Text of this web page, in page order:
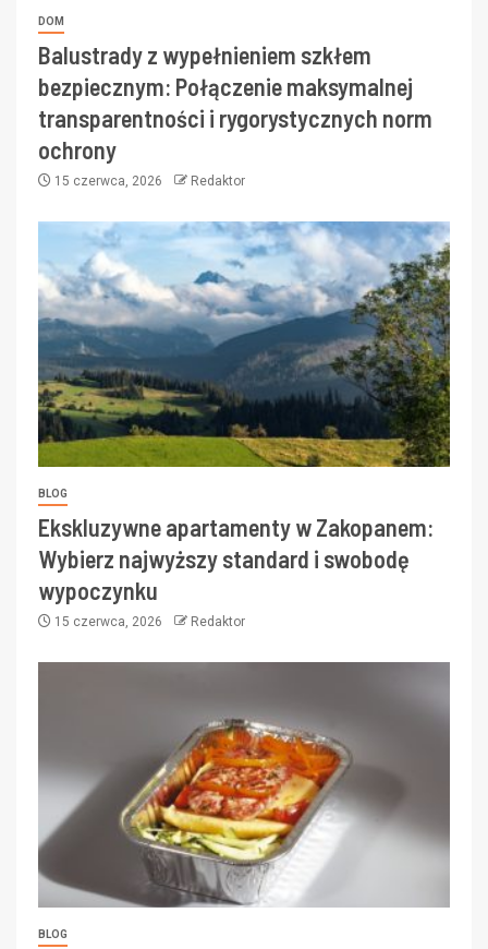
DOM
Balustrady z wypełnieniem szkłem
bezpiecznym: Połączenie maksymalnej
transparentności i rygorystycznych norm
ochrony
15 czerwca, 2026 Redaktor
BLOG
Ekskluzywne apartamenty w Zakopanem:
Wybierz najwyższy standard i swobodę
wypoczynku
15 czerwca, 2026 Redaktor
BLOG